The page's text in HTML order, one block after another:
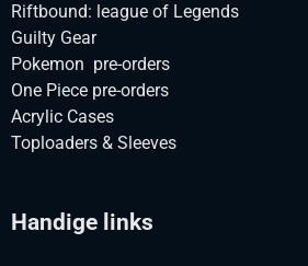
Riftbound: league of Legends
Guilty Gear
Pokemon pre-orders
One Piece pre-orders
Acrylic Cases
Toploaders & Sleeves
Handige links